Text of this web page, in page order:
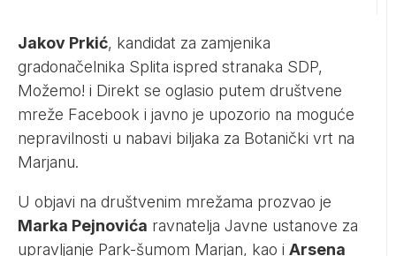
Jakov Prkić, kandidat za zamjenika
gradonačelnika Splita ispred stranaka SDP,
Možemo! i Direkt se oglasio putem društvene
mreže Facebook i javno je upozorio na moguće
nepravilnosti u nabavi biljaka za Botanički vrt na
Marjanu.
U objavi na društvenim mrežama prozvao je
Marka Pejnovića ravnatelja Javne ustanove za
upravljanje Park-šumom Marjan, kao i Arsena